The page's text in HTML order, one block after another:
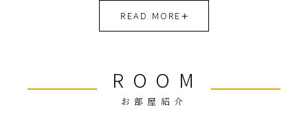
READ MORE
ROOM
お部屋紹介